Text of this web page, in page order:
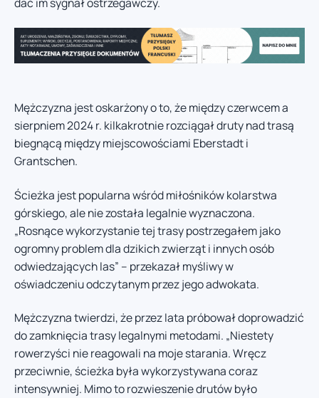
Mężczyzna jest oskarżony o to, że między czerwcem a
sierpniem 2024 r. kilkakrotnie rozciągał druty nad trasą
biegnącą między miejscowościami Eberstadt i
Grantschen.
Ścieżka jest popularna wśród miłośników kolarstwa
górskiego, ale nie została legalnie wyznaczona.
„Rosnące wykorzystanie tej trasy postrzegałem jako
ogromny problem dla dzikich zwierząt i innych osób
odwiedzających las” – przekazał myśliwy w
oświadczeniu odczytanym przez jego adwokata.
Mężczyzna twierdzi, że przez lata próbował doprowadzić
do zamknięcia trasy legalnymi metodami. „Niestety
rowerzyści nie reagowali na moje starania. Wręcz
przeciwnie, ścieżka była wykorzystywana coraz
intensywniej. Mimo to rozwieszenie drutów było